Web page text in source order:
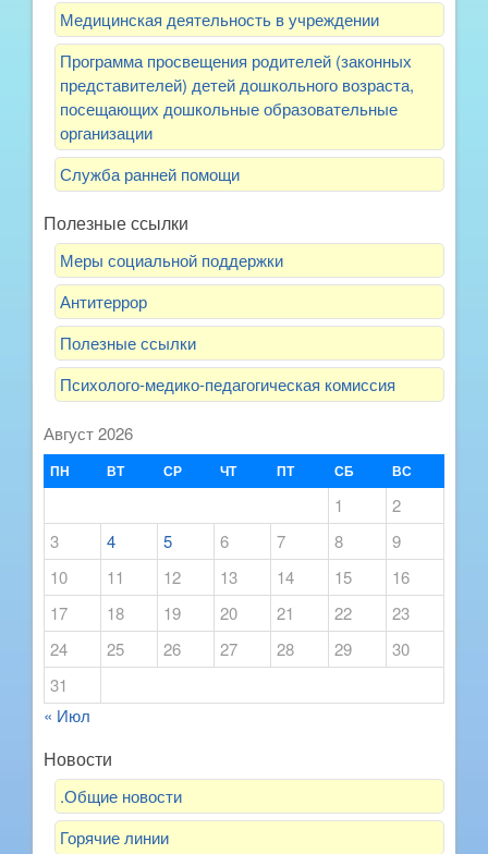
Медицинская деятельность в учреждении
Программа просвещения родителей (законных
представителей) детей дошкольного возраста,
посещающих дошкольные образовательные
организации
Служба ранней помощи
Полезные ссылки
Меры социальной поддержки
Антитеррор
Полезные ссылки
Психолого-медико-педагогическая комиссия
Август 2026
ПН ВТ СР ЧТ ПТ СБ ВС
1
2
3
4 5 6 7 8
9
10
11 12 13 14 15
16
17
18 19 20 21 22
23
24
25 26 27 28 29
30
31
« Июл
Новости
.Общие новости
Горячие линии